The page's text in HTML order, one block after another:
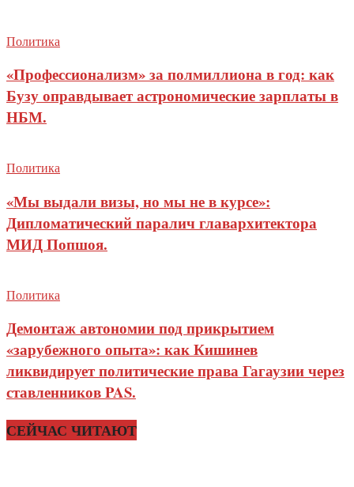
Политика
«Профессионализм» за полмиллиона в год: как
Бузу оправдывает астрономические зарплаты в
НБМ.
Политика
«Мы выдали визы, но мы не в курсе»:
Дипломатический паралич главархитектора
МИД Попшоя.
Политика
Демонтаж автономии под прикрытием
«зарубежного опыта»: как Кишинев
ликвидирует политические права Гагаузии через
ставленников PAS.
СЕЙЧАС ЧИТАЮТ